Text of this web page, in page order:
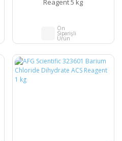
Reagent 5 kg
Ön
Siparişli
Ürün